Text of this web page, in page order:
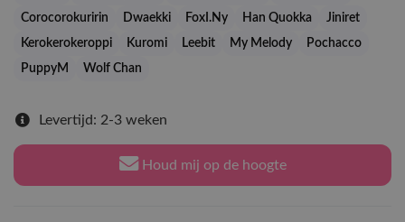
Corocorokuririn
Dwaekki FoxI.Ny Han Quokka
Jiniret
Kerokerokeroppi
Kuromi Leebit My Melody
Pochacco
PuppyM
Wolf Chan
Levertijd: 2-3 weken
Houd mij op de hoogte